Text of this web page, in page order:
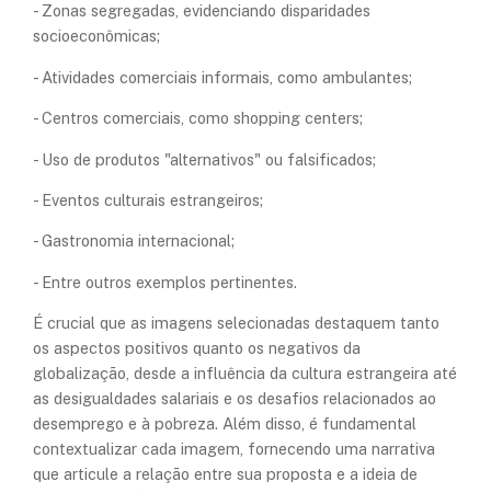
- Zonas segregadas, evidenciando disparidades
socioeconômicas;
- Atividades comerciais informais, como ambulantes;
- Centros comerciais, como shopping centers;
- Uso de produtos "alternativos" ou falsificados;
- Eventos culturais estrangeiros;
- Gastronomia internacional;
- Entre outros exemplos pertinentes.
É crucial que as imagens selecionadas destaquem tanto
os aspectos positivos quanto os negativos da
globalização, desde a influência da cultura estrangeira até
as desigualdades salariais e os desafios relacionados ao
desemprego e à pobreza. Além disso, é fundamental
contextualizar cada imagem, fornecendo uma narrativa
que articule a relação entre sua proposta e a ideia de